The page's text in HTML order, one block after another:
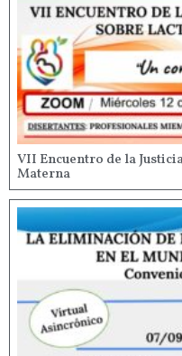
VII Encuentro de la
Materna